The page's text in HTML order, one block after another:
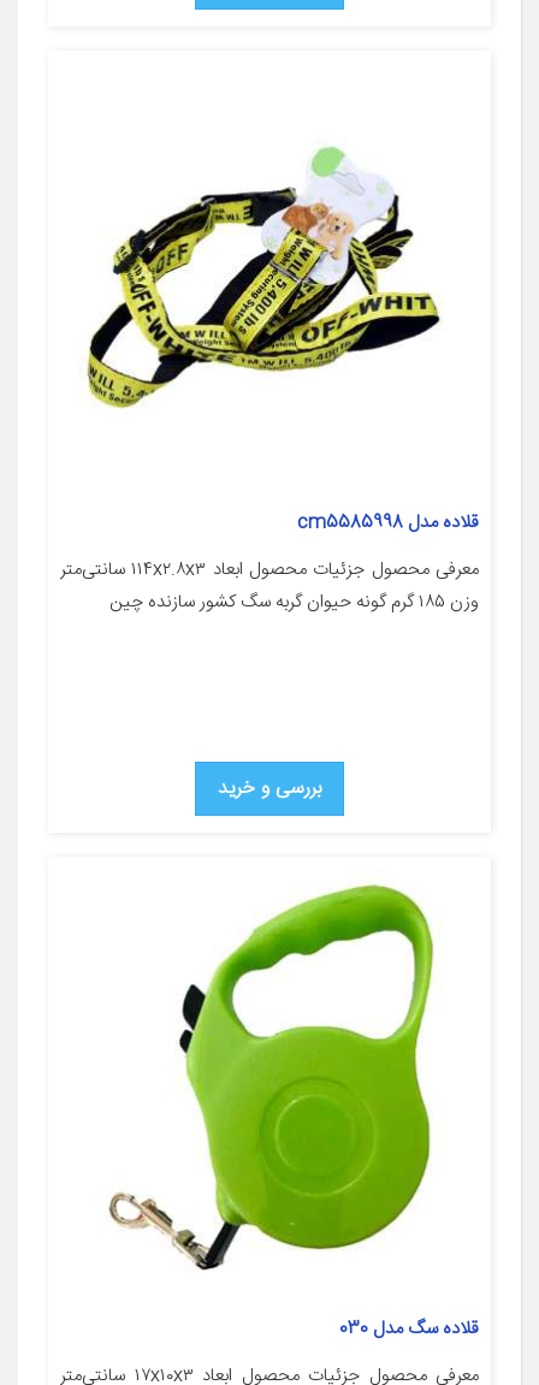
قلاده مدل cm5585998
معرفی محصول جزئیات محصول ابعاد ۱۱۴x۲.۸x۳ سانتی‌متر
وزن ۱۸۵ گرم گونه حیوان گربه سگ کشور سازنده چین
بررسی و خرید
قلاده سگ مدل 030
معرفی محصول جزئیات محصول ابعاد ۱۷x۱۰x۳ سانتی‌متر